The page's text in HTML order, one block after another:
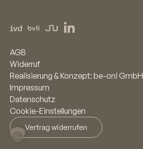
AGB
Widerruf
Realisierung & Konzept: be-on! GmbH
Impressum
Datenschutz
Cookie-Einstellungen
Vertrag widerrufen